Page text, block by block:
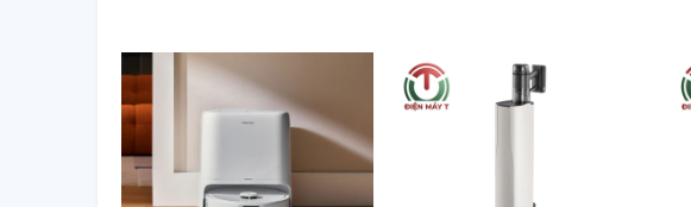
Kháng khuẩn và khử mùi
Máy hút bụi Hitachi CV-SE230V (24CV-ORM) kháng khuẩn và khử mùi
Titanium, diệt đến 99% vi khuẩn và loại bỏ mùi hôi. Hoạt động siêu êm
năng thổi bụi làm sạch ngóc ngách khó lau chùi.
Dễ dàng chùi rửa